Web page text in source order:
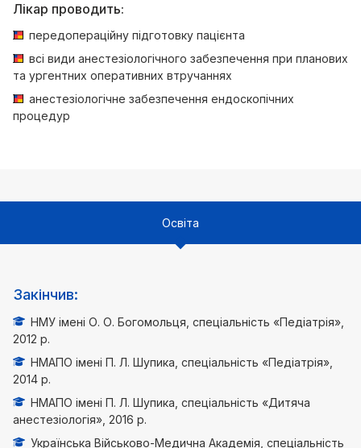
Лікар проводить:
передопераційну підготовку пацієнта
всі види анестезіологічного забезпечення при планових
та ургентних оперативних втручаннях
анестезіологічне забезпечення ендоскопічних
процедур
Освіта
Закінчив:
НМУ імені О. О. Богомольця, спеціальність «Педіатрія»,
2012 р.
НМАПО імені П. Л. Шупика, спеціальність «Педіатрія»,
2014 р.
НМАПО імені П. Л. Шупика, спеціальність «Дитяча
анестезіологія», 2016 р.
Українська Військово-Медична Академія, спеціальність